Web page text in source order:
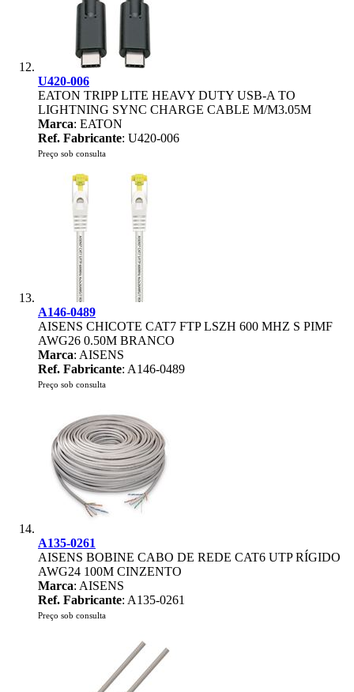
U420-006
EATON TRIPP LITE HEAVY DUTY USB-A TO
LIGHTNING SYNC CHARGE CABLE M/M3.05M
Marca: EATON
Ref. Fabricante: U420-006
Preço sob consulta
A146-0489
AISENS CHICOTE CAT7 FTP LSZH 600 MHZ S PIMF
AWG26 0.50M BRANCO
Marca: AISENS
Ref. Fabricante: A146-0489
Preço sob consulta
A135-0261
AISENS BOBINE CABO DE REDE CAT6 UTP RÍGIDO
AWG24 100M CINZENTO
Marca: AISENS
Ref. Fabricante: A135-0261
Preço sob consulta